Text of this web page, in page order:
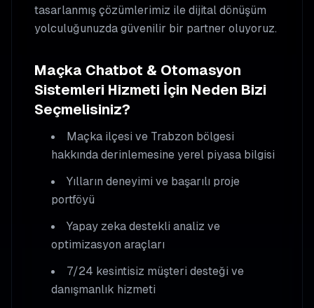
tasarlanmış çözümlerimiz ile dijital dönüşüm
yolculuğunuzda güvenilir bir partner oluyoruz.
Maçka Chatbot & Otomasyon
Sistemleri Hizmeti İçin Neden Bizi
Seçmelisiniz?
Maçka ilçesi ve Trabzon bölgesi
hakkında derinlemesine yerel piyasa bilgisi
Yılların deneyimi ve başarılı proje
portföyü
Yapay zeka destekli analiz ve
optimizasyon araçları
7/24 kesintisiz müşteri desteği ve
danışmanlık hizmeti